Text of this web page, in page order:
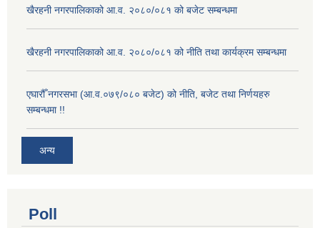
खैरहनी नगरपालिकाको आ.व. २०८०/०८१ को बजेट सम्बन्धमा
खैरहनी नगरपालिकाको आ.व. २०८०/०८१ को नीति तथा कार्यक्रम सम्बन्धमा
एघारौँ नगरसभा (आ.व.०७९/०८० बजेट) को नीति, बजेट तथा निर्णयहरु
सम्बन्धमा !!
अन्य
Poll